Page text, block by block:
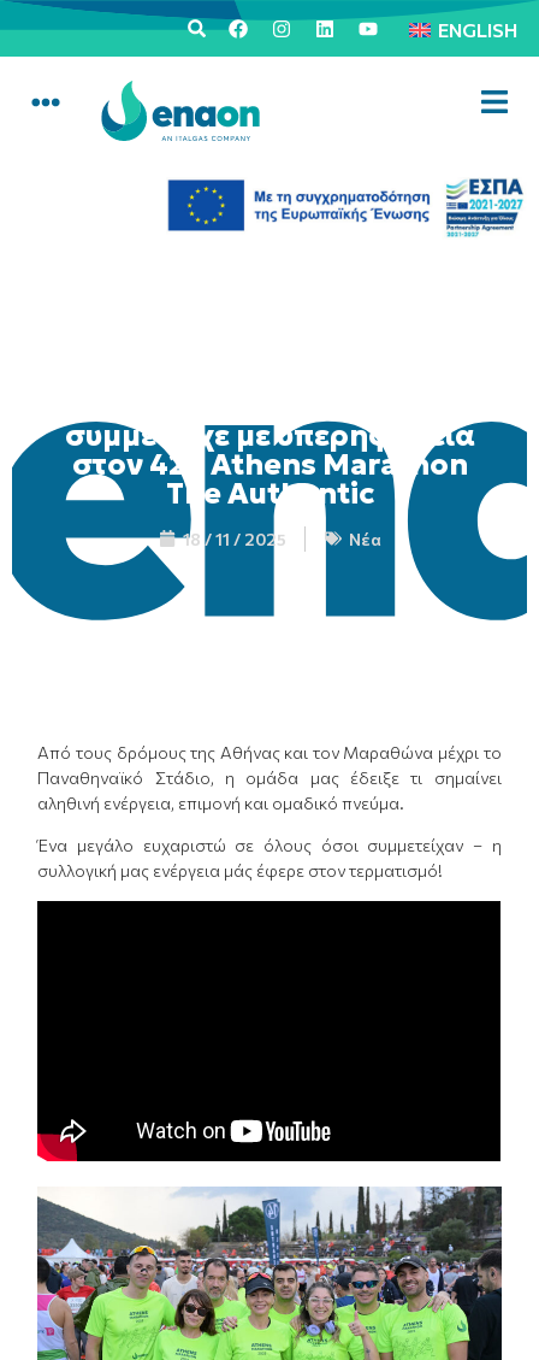
ENGLISH
συμμετείχε με υπερηφάνεια
στον 42ο Athens Marathon
The Authentic
18 / 11 / 2025 Νέα
Από τους δρόμους της Αθήνας και τον Μαραθώνα μέχρι το
Παναθηναϊκό Στάδιο, η ομάδα μας έδειξε τι σημαίνει
αληθινή ενέργεια, επιμονή και ομαδικό πνεύμα.
Ένα μεγάλο ευχαριστώ σε όλους όσοι συμμετείχαν – η
συλλογική μας ενέργεια μάς έφερε στον τερματισμό!